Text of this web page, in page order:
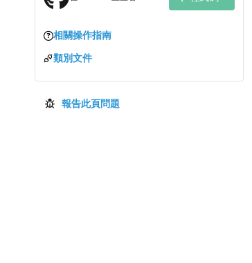
相關操作指南
類別文件
報告此頁問題